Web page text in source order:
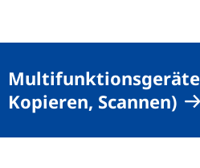
Multifunktionsgeräte
Kopieren, Scannen)